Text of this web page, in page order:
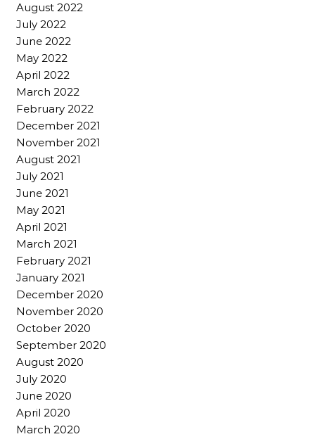
August 2022
July 2022
June 2022
May 2022
April 2022
March 2022
February 2022
December 2021
November 2021
August 2021
July 2021
June 2021
May 2021
April 2021
March 2021
February 2021
January 2021
December 2020
November 2020
October 2020
September 2020
August 2020
July 2020
June 2020
April 2020
March 2020